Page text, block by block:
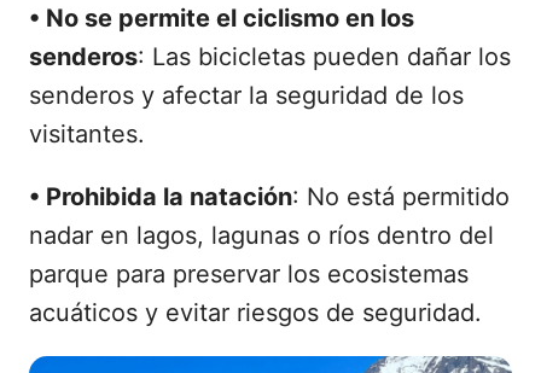
• No se permite el ciclismo en los
senderos: Las bicicletas pueden dañar los
senderos y afectar la seguridad de los
visitantes.
• Prohibida la natación: No está permitido
nadar en lagos, lagunas o ríos dentro del
parque para preservar los ecosistemas
acuáticos y evitar riesgos de seguridad.